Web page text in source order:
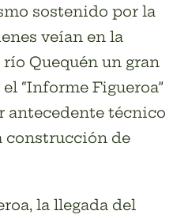
sostenido por la
veían en la
Quequén un gran
“Informe Figueroa”
antecedente técnico
construcción de
la llegada del